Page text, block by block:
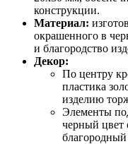
конструкции.
Материал:
окрашенного в
и благородство
Декор:
По центру
пластика
изделию
Элементы
черный цвет